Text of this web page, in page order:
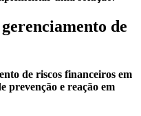
de
de riscos financeiros em
prevenção e reação em